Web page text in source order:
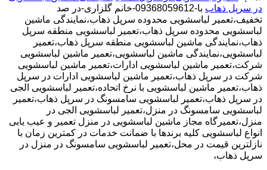
در سرپل ذهاب
با-09368059612-خانم گلزاری-در صد
تخفیف،تعمیر لباسشویی محدوده سرپل ذهاب،نمایندگی ماشین
لباسشویی محدوده سرپل ذهاب،تعمیر لباسشویی منطقه سرپل
ذهاب،نمایندگی ماشین لباسشویی منطقه سرپل ذهاب،تعمیر
لباسشویی،نمایندگی ماشین لباسشویی،تعمیر ماشین لباسشویی
شرکت،تعمیر ماشین لباسشویی ادارات،تعمیر ماشین لباسشویی
شرکت در سرپل ذهاب،تعمیر ماشین لباسشویی ادارات در سرپل
ذهاب،تعمیر ماشین لباسشویی با نرخ اتحاده،تعمیر لباسشویی الجی
در سرپل ذهاب،تعمیر لباسشویی سامسونگ در سرپل ذهاب،تعمیر
لباسشویی سامسونگ در منزل،تعمیر لباسشویی الجی در
منزل،تعمیرگاه مجاز ماشین لباسشویی در منزل تعمیر و عیب یابی
انواع لباسشویی کلیه برندها با ضمانت خدمات در کمترین زمان با
نازلترین قیمت در محل،تعمیر لباسشویی سامسونگ در منزل در
سرپل ذهاب،